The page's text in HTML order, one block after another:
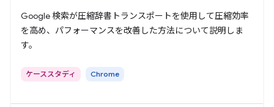
Google 検索が圧縮辞書トランスポートを使用して圧縮効率
を高め、パフォーマンスを改善した方法について説明しま
す。
ケーススタディ Chrome